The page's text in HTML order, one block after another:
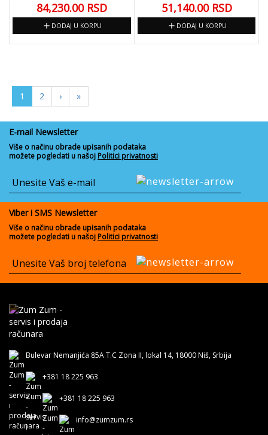
84,230.00 RSD
add DODAJ U KORPU
51,140.00 RSD
add DODAJ U KORPU
1 2 › »
E-mail Newsletter
Više o načinu obrade upisanih podataka
možete pogledati u našoj Politici privatnosti
Viber i SMS Newsletter
Više o načinu obrade upisanih podataka
možete pogledati u našojPolitici privatnosti
Bulevar Nemanjića 85A T.C Zona II, lokal 14, 18000 Niš, Srbija
+381 18 225 963
+381 18 225 963
info@zumzum.rs